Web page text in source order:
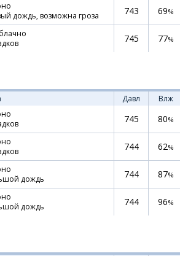
дождь, возможна гроза
743 69%
745 77%
Давл Влж
745 80%
744 62%
дождь
744 87%
дождь
744 96%